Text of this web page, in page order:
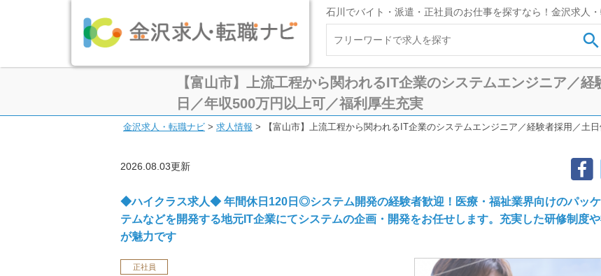
石川でバイト・派遣・正社員のお仕事を探すなら！金沢求人

【富山市】上流工程から関われるIT企業のシステムエンジニア／
日／年収500万円以上可／福利厚生充実
金沢求人・転職ナビ > 求人情報 >
【富山市】上流工程から関われるIT企業のシステムエンジニア／経験者採用／土
2026.08.03更新
◆ハイクラス求人◆ 年間休日120日◎システム開発の経験者歓迎！医療・福祉業界向けのパッ
テムなどを開発する地元IT企業にてシステムの企画・開発をお任せします。充実した研修制度
が魅力です
正社員